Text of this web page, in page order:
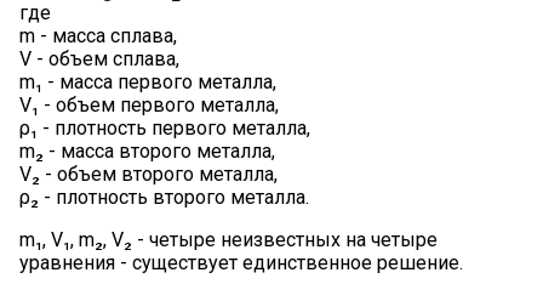
где
m - масса сплава,
V - объем сплава,
m₁ - масса первого металла,
V₁ - объем первого металла,
ρ₁ - плотность первого металла,
m₂ - масса второго металла,
V₂ - объем второго металла,
ρ₂ - плотность второго металла.
m₁, V₁, m₂, V₂ - четыре неизвестных на четыре
уравнения - существует единственное решение.